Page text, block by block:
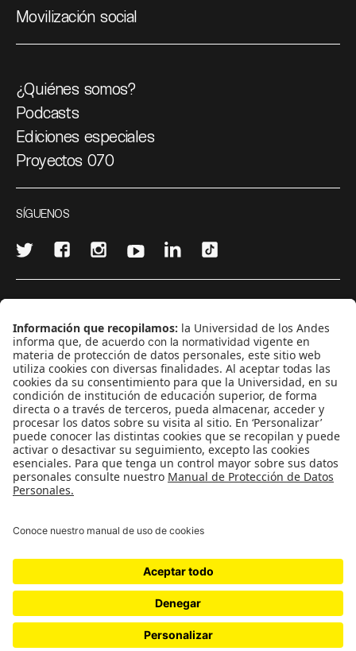
Movilización social
¿Quiénes somos?
Podcasts
Ediciones especiales
Proyectos 070
SÍGUENOS
CONTÁCTANOS
cerosetenta@uniandes.edu.co
BOGOTÁ, COLOMBIA
NEWSLETTER